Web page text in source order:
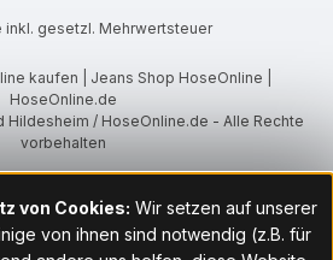
inkl. gesetzl. Mehrwertsteuer
kaufen | Jeans Shop HoseOnline |
HoseOnline.de
Hildesheim / HoseOnline.de - Alle Rechte
vorbehalten
von Cookies: Wir setzen auf unserer
von ihnen sind notwendig (z.B. für